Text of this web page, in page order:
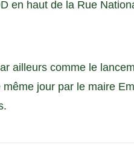
en haut de la Rue
ailleurs comme le
jour par le maire